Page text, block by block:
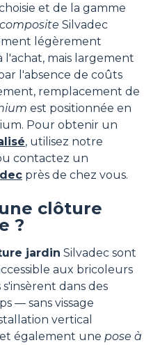
et de la gamme
Silvadec
légèrement
l'achat, mais largement
l'absence de coûts
remplacement de
est positionnée en
Pour obtenir un
, utilisez notre
contactez un
près de chez vous.
clôture
?
jardin Silvadec sont
aux bricoleurs
dans des
— sans vissage
vertical
également une pose à